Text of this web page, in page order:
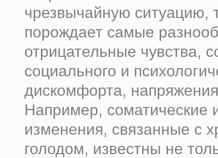
чрезвычайную ситуацию,
порождает самые
отрицательные чувства,
социального и
дискомфорта,
Например, соматические
изменения, связанные с
голодом, известны не